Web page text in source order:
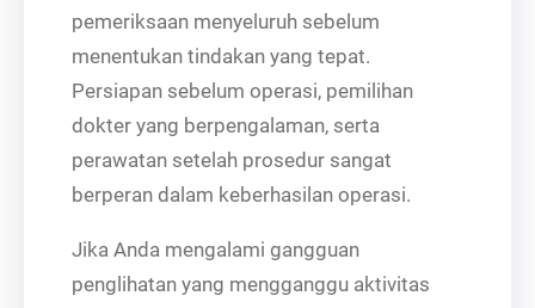
pemeriksaan menyeluruh sebelum
menentukan tindakan yang tepat.
Persiapan sebelum operasi, pemilihan
dokter yang berpengalaman, serta
perawatan setelah prosedur sangat
berperan dalam keberhasilan operasi.
Jika Anda mengalami gangguan
penglihatan yang mengganggu aktivitas